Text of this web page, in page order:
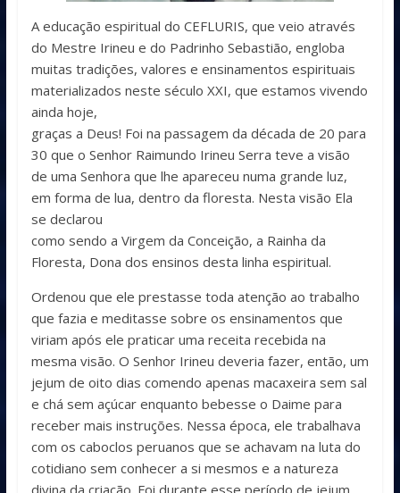
A educação espiritual do CEFLURIS, que veio através
do Mestre Irineu e do Padrinho Sebastião, engloba
muitas tradições, valores e ensinamentos espirituais
materializados neste século XXI, que estamos vivendo
ainda hoje,
graças a Deus! Foi na passagem da década de 20 para
30 que o Senhor Raimundo Irineu Serra teve a visão
de uma Senhora que lhe apareceu numa grande luz,
em forma de lua, dentro da floresta. Nesta visão Ela
se declarou
como sendo a Virgem da Conceição, a Rainha da
Floresta, Dona dos ensinos desta linha espiritual.
Ordenou que ele prestasse toda atenção ao trabalho
que fazia e meditasse sobre os ensinamentos que
viriam após ele praticar uma receita recebida na
mesma visão. O Senhor Irineu deveria fazer, então, um
jejum de oito dias comendo apenas macaxeira sem sal
e chá sem açúcar enquanto bebesse o Daime para
receber mais instruções. Nessa época, ele trabalhava
com os caboclos peruanos que se achavam na luta do
cotidiano sem conhecer a si mesmos e a natureza
divina da criação. Foi durante esse período de jejum